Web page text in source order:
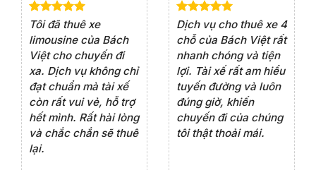
Dịch vụ cho thuê xe 7
chỗ của Bách Việt rất
chuyên nghiệp,đặc
biệt tài xế rất nhiệt
tình vui vẻ,sẽ ủng hộ
thường xuyên
Lần đầu thuê xe 16
chỗ tại Bách Việt, tôi
rất hài lòng với chất
lượng xe và sự
chuyên nghiệp của
tài xế. Dịch vụ tận
tâm, chu đáo, sẽ tiếp
tục sử dụng trong